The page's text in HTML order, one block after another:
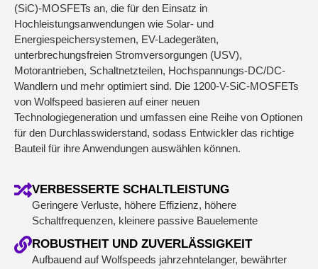
(SiC)-MOSFETs an, die für den Einsatz in
Hochleistungsanwendungen wie Solar- und
Energiespeichersystemen, EV-Ladegeräten,
unterbrechungsfreien Stromversorgungen (USV),
Motorantrieben, Schaltnetzteilen, Hochspannungs-DC/DC-
Wandlern und mehr optimiert sind. Die 1200-V-SiC-MOSFETs
von Wolfspeed basieren auf einer neuen
Technologiegeneration und umfassen eine Reihe von Optionen
für den Durchlasswiderstand, sodass Entwickler das richtige
Bauteil für ihre Anwendungen auswählen können.
VERBESSERTE SCHALTLEISTUNG
Geringere Verluste, höhere Effizienz, höhere
Schaltfrequenzen, kleinere passive Bauelemente
ROBUSTHEIT UND ZUVERLÄSSIGKEIT
Aufbauend auf Wolfspeeds jahrzehntelanger, bewährter